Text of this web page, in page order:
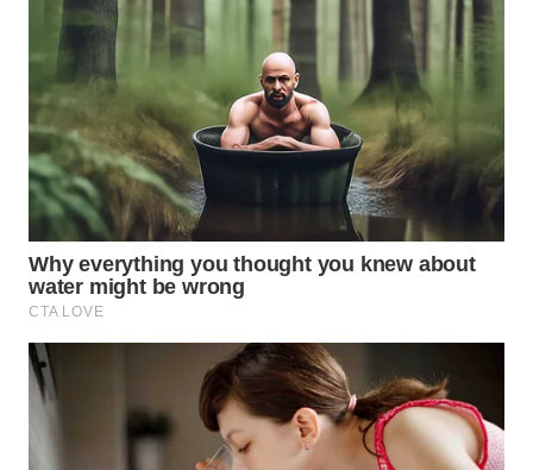
WN
MADURA
WN
SURABAYA
WN
NATUNA
WN
BINTAN
MANDALIKA